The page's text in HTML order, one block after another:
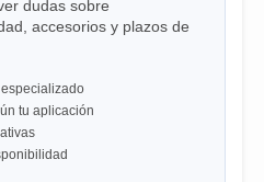
dudas sobre
accesorios y plazos de
tu aplicación